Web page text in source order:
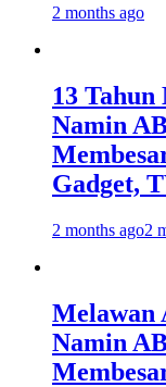
2 months ago
13
Namin
Gadget,
2 months ago2
Melawan
Namin